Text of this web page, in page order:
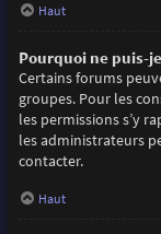
Haut
Pourquoi ne puis-
Certains forums
groupes. Pour les
les permissions s’y
les administrateurs
contacter.
Haut